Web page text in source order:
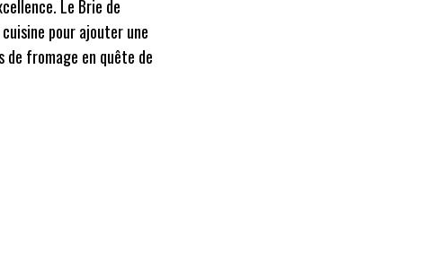
Le Brie de
pour ajouter une
de fromage en quête de